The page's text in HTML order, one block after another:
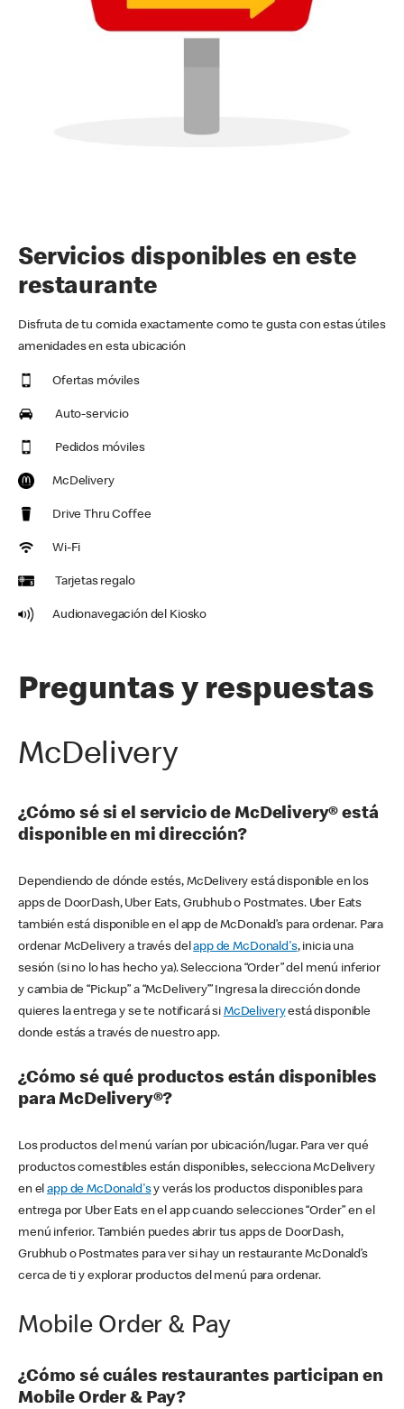
Servicios disponibles en este
restaurante
Disfruta de tu comida exactamente como te gusta con estas útiles
amenidades en esta ubicación
Ofertas móviles
Auto-servicio
Pedidos móviles
McDelivery
Drive Thru Coffee
Wi-Fi
Tarjetas regalo
Audionavegación del Kiosko
Preguntas y respuestas
McDelivery
¿Cómo sé si el servicio de McDelivery® está
disponible en mi dirección?
Dependiendo de dónde estés, McDelivery está disponible en los
apps de DoorDash, Uber Eats, Grubhub o Postmates. Uber Eats
también está disponible en el app de McDonald’s para ordenar. Para
ordenar McDelivery a través delapp de McDonald's, inicia una
sesión (si no lo has hecho ya). Selecciona “Order” del menú inferior
y cambia de “Pickup” a “McDelivery’” Ingresa la dirección donde
quieres la entrega y se te notificará si McDeliveryestá disponible
donde estás a través de nuestro app.
¿Cómo sé qué productos están disponibles
para McDelivery®?
Los productos del menú varían por ubicación/lugar. Para ver qué
productos comestibles están disponibles, selecciona McDelivery
en elapp de McDonald'sy verás los productos disponibles para
entrega por Uber Eats en el app cuando selecciones “Order” en el
menú inferior. También puedes abrir tus apps de DoorDash,
Grubhub o Postmates para ver si hay un restaurante McDonald’s
cerca de ti y explorar productos del menú para ordenar.
Mobile Order & Pay
¿Cómo sé cuáles restaurantes participan en
Mobile Order & Pay?